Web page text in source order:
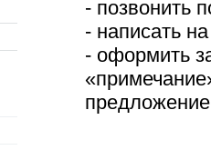
- позвонить
- написать
- оформить